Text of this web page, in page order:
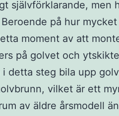
självförklarande, men
på hur
moment av att
på golvet och
i detta steg bila upp
vilket är ett
av äldre årsmodell